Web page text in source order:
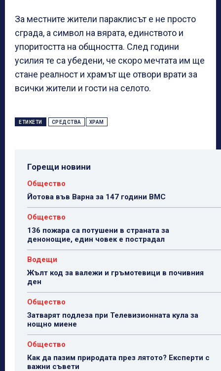
За местните жители параклисът е не просто
сграда, а символ на вярата, единството и
упоритостта на общността. След години
усилия те са убедени, че скоро мечтата им ще
стане реалност и храмът ще отвори врати за
всички жители и гости на селото.
ЕТИКЕТИ СРЕДСТВА ХРАМ
Горещи новини
Общество
Йотова във Варна за 147 години ВМС
Общество
136 пожара са потушени в страната за
денонощие, един човек е пострадал
Водещи
Жълт код за валежи и гръмотевици в почивния
ден
Общество
Затварят подлеза при Телевизионната кула за
нощно миене
Общество
Как да пазим природата през лятото? Експерти с
важни съвети